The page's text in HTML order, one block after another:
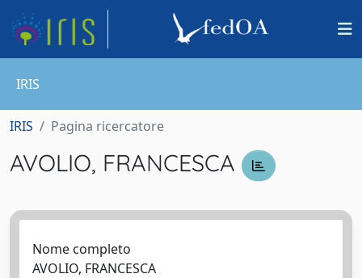
IRIS
IRIS Pagina ricercatore
AVOLIO, FRANCESCA
Nome completo
AVOLIO, FRANCESCA